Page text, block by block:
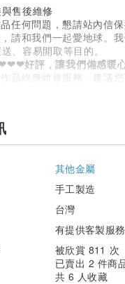
售後維修
任何問題，懇請站內信保
請和我們一起愛地球。
、容易開取等目的。
好評，讓我們備感暖心
品終身維修服務，建議
性線蠶絲線、手工製作與
其他金屬
手工製造
台灣
有提供客製服務
被欣賞 811 次
已賣出 2 件商
共 6 人收藏